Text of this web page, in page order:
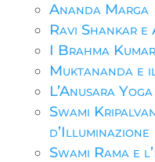
Ananda Marga
Ravi Shankar
I Brahma
Muktananda e
L’Anusara Yoga
Swami
d’Illuminazione
Swami Rama e